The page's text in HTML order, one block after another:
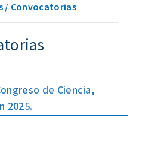
/ Convocatorias
de Ciencia,
2025.